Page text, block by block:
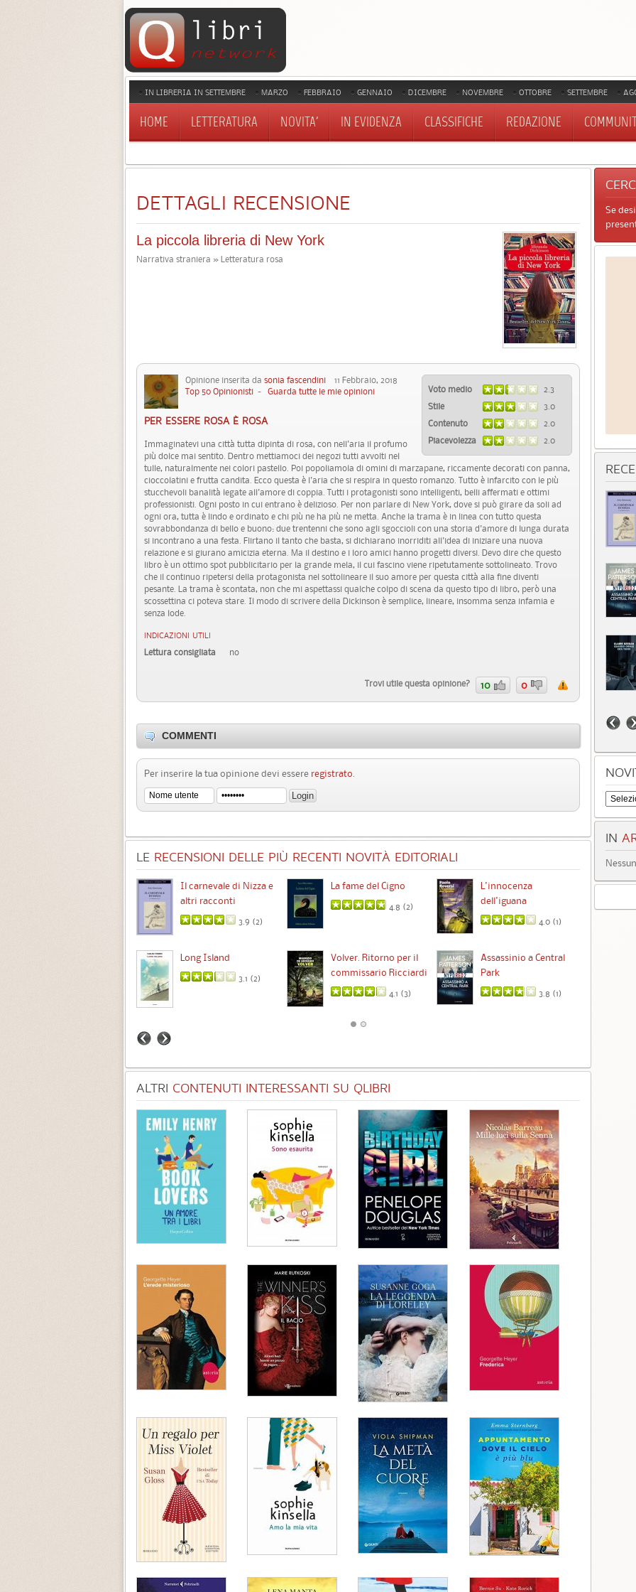
IN LIBRERIA IN SETTEMBRE MARZO FEBBRAIO GENNAIO DICEMBRE NOVEMBRE OTTOBRE SETTEMBRE
HOME LETTERATURA NOVITA' IN EVIDENZA CLASSIFICHE REDAZIONE
DETTAGLI RECENSIONE
La piccola libreria di New York
Narrativa straniera » Letteratura rosa
Voto medio
2.3
Stile
3.0
Contenuto
2.0
Piacevolezza
2.0
Opinione inserita da sonia fascendini 11 Febbraio, 2018
Top 50 Opinionisti - Guarda tutte le mie opinioni
PER ESSERE ROSA È ROSA
Immaginatevi una città tutta dipinta di rosa, con nell'aria il profumo
più dolce mai sentito. Dentro mettiamoci dei negozi tutti avvolti nel
tulle, naturalmente nei colori pastello. Poi popoliamola di omini di marzapane, riccamente decorati con panna,
cioccolatini e frutta candita. Ecco questa è l'aria che si respira in questo romanzo. Tutto è infarcito con le più
stucchevoli banalità legate all'amore di coppia. Tutti i protagonisti sono intelligenti, belli affermati e ottimi
professionisti. Ogni posto in cui entrano è delizioso. Per non parlare di New York, dove si può girare da soli ad
ogni ora, tutta è lindo e ordinato e chi più ne ha più ne metta. Anche la trama è in linea con tutto questa
sovrabbondanza di bello e buono: due trentenni che sono agli sgoccioli con una storia d'amore di lunga durata
si incontrano a una festa. Flirtano il tanto che basta, si dichiarano inorriditi all'idea di iniziare una nuova
relazione e si giurano amicizia eterna. Ma il destino e i loro amici hanno progetti diversi. Devo dire che questo
libro è un ottimo spot pubblicitario per la grande mela, il cui fascino viene ripetutamente sottolineato. Trovo
che il continuo ripetersi della protagonista nel sottolineare il suo amore per questa città alla fine diventi
pesante. La trama è scontata, non che mi aspettassi qualche colpo di scena da questo tipo di libro, però una
scossettina ci poteva stare. Il modo di scrivere della Dickinson è semplice, lineare, insomma senza infamia e
senza lode.
INDICAZIONI UTILI
Lettura consigliata no
Trovi utile questa opinione? 10 0
COMMENTI
Per inserire la tua opinione devi essere registrato
LE RECENSIONI DELLE PIÙ RECENTI NOVITÀ EDITORIALI
Il carnevale di Nizza e
altri racconti
3.9 (2)
La fame del Cigno
4.8 (2)
L'innocenza
dell'iguana
4.0 (1)
Long Island
3.1 (2)
Volver. Ritorno per il
commissario Ricciardi
4.1 (3)
Assassinio a Central
Park
3.8 (1)
ALTRI CONTENUTI INTERESSANTI SU QLIBRI
Se
IN